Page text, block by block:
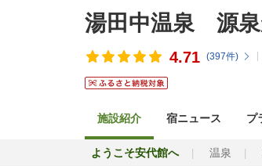
湯田中温泉 源
4.71 (397件)
施設紹介 宿ニュース プ
ようこそ安代館へ 温泉